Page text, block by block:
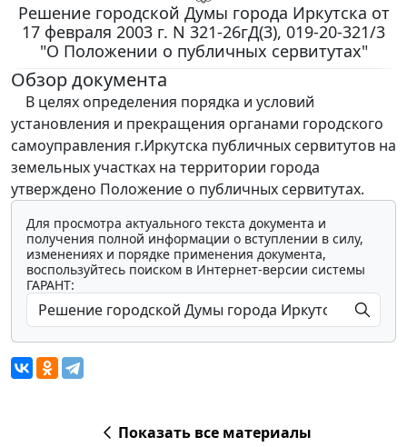
Решение городской Думы города Иркутска от
17 февраля 2003 г. N 321-26гД(3), 019-20-321/3
"О Положении о публичных сервитутах"
Обзор документа
В целях определения порядка и условий
установления и прекращения органами городского
самоуправления г.Иркутска публичных сервитутов на
земельных участках на территории города
утверждено Положение о публичных сервитутах.
Для просмотра актуального текста документа и
получения полной информации о вступлении в силу,
изменениях и порядке применения документа,
воспользуйтесь поиском в Интернет-версии системы
ГАРАНТ:
Показать все материалы